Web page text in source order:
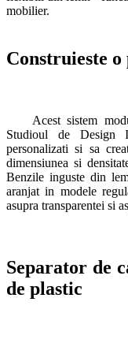
mobilier.
Construieste
Acest sistem
Studioul de Design
personalizati si sa
dimensiunea si
Benzile inguste din
aranjat in modele
asupra transparentei si
Separator de
de plastic